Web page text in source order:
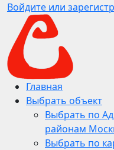
Войдите или
Главная
Выбрать объект
Выбрать по
районам
Выбрать по